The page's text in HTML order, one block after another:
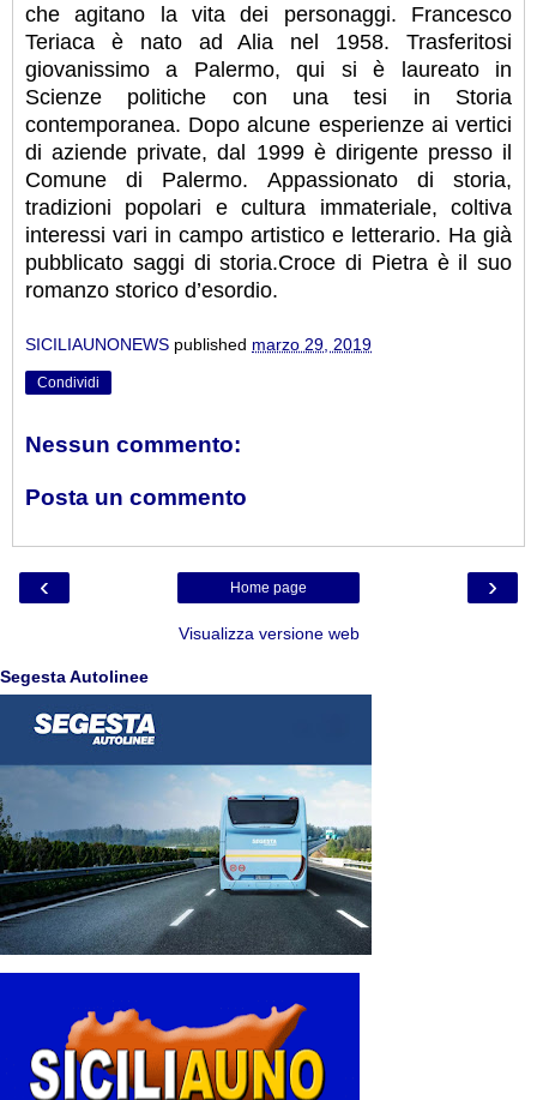
che agitano la vita dei personaggi. Francesco
Teriaca è nato ad Alia nel 1958. Trasferitosi
giovanissimo a Palermo, qui si è laureato in
Scienze politiche con una tesi in Storia
contemporanea. Dopo alcune esperienze ai vertici
di aziende private, dal 1999 è dirigente presso il
Comune di Palermo. Appassionato di storia,
tradizioni popolari e cultura immateriale, coltiva
interessi vari in campo artistico e letterario. Ha già
pubblicato saggi di storia.Croce di Pietra è il suo
romanzo storico d’esordio.
SICILIAUNONEWS published marzo 29, 2019
Condividi
Nessun commento:
Posta un commento
‹ ›
Home page
Visualizza versione web
Segesta Autolinee